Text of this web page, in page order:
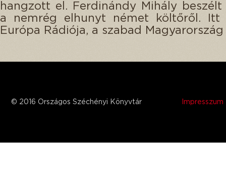
hangzott el. Ferdinándy Mihály beszélt
a nemrég elhunyt német költőről. Itt
Európa Rádiója, a szabad
© 2016 Országos Széchényi Könyvtár Impresszum